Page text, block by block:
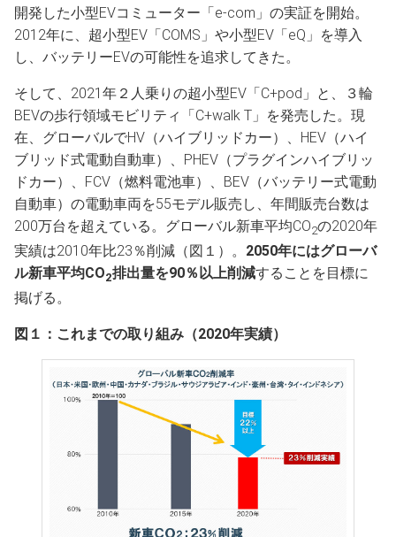
開発した小型EVコミューター「e-com」の実証を開始。
2012年に、超小型EV「COMS」や小型EV「eQ」を導入
し、バッテリーEVの可能性を追求してきた。
そして、2021年２人乗りの超小型EV「C+pod」と、３輪
BEVの歩行領域モビリティ「C+walk T」を発売した。現
在、グローバルでHV（ハイブリッドカー）、HEV（ハイ
ブリッド式電動自動車）、PHEV（プラグインハイブリッ
ドカー）、FCV（燃料電池車）、BEV（バッテリー式電動
自動車）の電動車両を55モデル販売し、年間販売台数は
200万台を超えている。グローバル新車平均CO2の2020年
実績は2010年比23％削減（図１）。 2050年にはグローバ
ル新車平均CO2排出量を90％以上削減することを目標に
掲げる。
図１：これまでの取り組み（2020年実績）